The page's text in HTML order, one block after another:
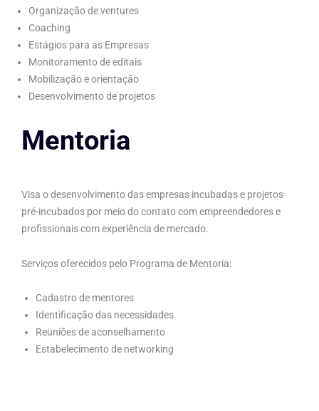
Organização de ventures
Coaching
Estágios para as Empresas
Monitoramento de editais
Mobilização e orientação
Desenvolvimento de projetos
Mentoria
Visa o desenvolvimento das empresas incubadas e projetos
pré-incubados por meio do contato com empreendedores e
profissionais com experiência de mercado.
Serviços oferecidos pelo Programa de Mentoria:
Cadastro de mentores
Identificação das necessidades
Reuniões de aconselhamento
Estabelecimento de networking